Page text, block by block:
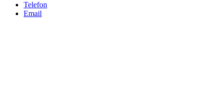
Telefon
Email